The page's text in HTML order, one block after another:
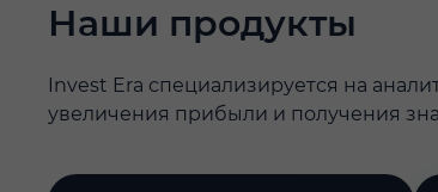
Наши продукты
Invest Era специализируется на
увеличения прибыли и получения